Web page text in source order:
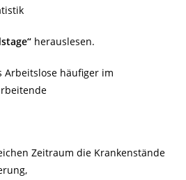
herauslesen.
Arbeitslose häufiger im
Zeitraum die Krankenstände